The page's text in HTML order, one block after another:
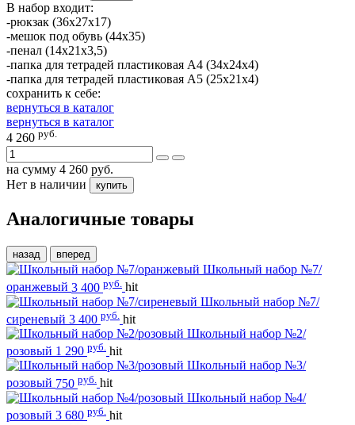
В набор входит:
-рюкзак (36х27х17)
-мешок под обувь (44х35)
-пенал (14х21х3,5)
-папка для тетрадей пластиковая А4 (34х24х4)
-папка для тетрадей пластиковая А5 (25х21х4)
сохранить к себе:
вернуться в каталог
вернуться в каталог
4 260 руб.
на сумму 4 260 руб.
Нет в наличии
купить
Аналогичные товары
назад вперед
Школьный набор №7/
оранжевый 3 400 руб. hit
Школьный набор №7/
сиреневый 3 400 руб. hit
Школьный набор №2/
розовый 1 290 руб. hit
Школьный набор №3/
розовый 750 руб. hit
Школьный набор №4/
розовый 3 680 руб. hit